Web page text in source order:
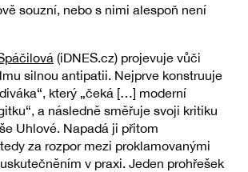
souzní, nebo s nimi alespoň není
(iDNES.cz) projevuje vůči
silnou antipatii. Nejprve konstruuje
který „čeká […] moderní
a následně směřuje svoji kritiku
Uhlové. Napadá ji přitom
za rozpor mezi proklamovanými
v praxi. Jeden prohřešek